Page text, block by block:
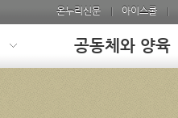
온누리신문 아이스쿨
공동체와 양육